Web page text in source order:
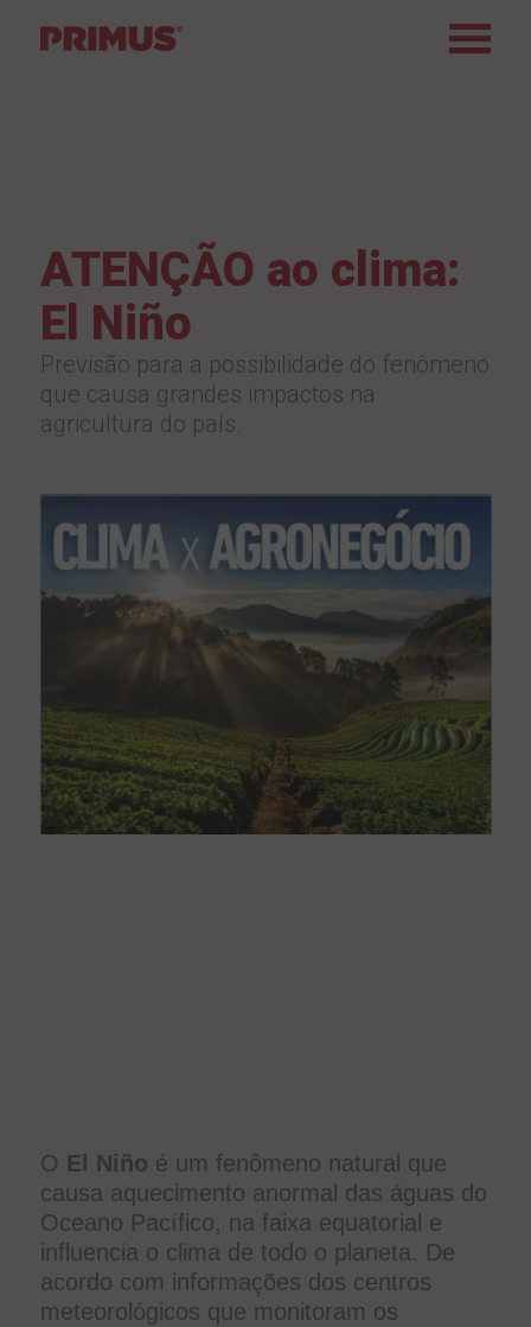
ATENÇÃO ao clima:
El Niño
Previsão para a possibilidade do fenômeno
que causa grandes impactos na
agricultura do país.
O El Niño é um fenômeno natural que
causa aquecimento anormal das águas do
Oceano Pacífico, na faixa equatorial e
influencia o clima de todo o planeta. De
acordo com informações dos centros
meteorológicos que monitoram os